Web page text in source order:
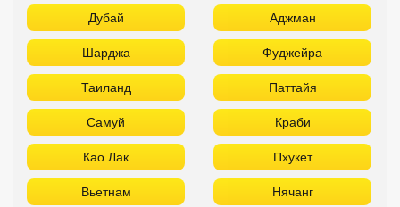
Дубай Аджман
Шарджа Фуджейра
Таиланд Паттайя
Самуй Краби
Као Лак Пхукет
Вьетнам Нячанг